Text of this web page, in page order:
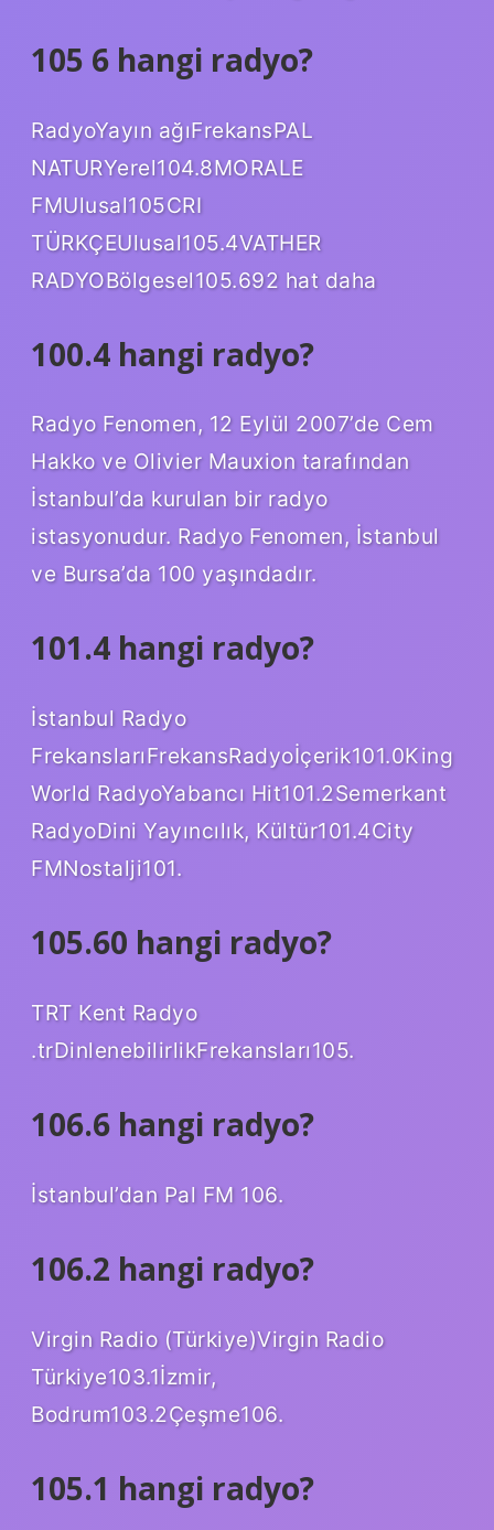
105 6 hangi radyo?
RadyoYayın ağıFrekansPAL
NATURYerel104.8MORALE
FMUlusal105CRI
TÜRKÇEUlusal105.4VATHER
RADYOBölgesel105.692 hat daha
100.4 hangi radyo?
Radyo Fenomen, 12 Eylül 2007’de Cem
Hakko ve Olivier Mauxion tarafından
İstanbul’da kurulan bir radyo
istasyonudur. Radyo Fenomen, İstanbul
ve Bursa’da 100 yaşındadır.
101.4 hangi radyo?
İstanbul Radyo
FrekanslarıFrekansRadyoİçerik101.0King
World RadyoYabancı Hit101.2Semerkant
RadyoDini Yayıncılık, Kültür101.4City
FMNostalji101.
105.60 hangi radyo?
TRT Kent Radyo
.trDinlenebilirlikFrekansları105.
106.6 hangi radyo?
İstanbul’dan Pal FM 106.
106.2 hangi radyo?
Virgin Radio (Türkiye)Virgin Radio
Türkiye103.1İzmir,
Bodrum103.2Çeşme106.
105.1 hangi radyo?